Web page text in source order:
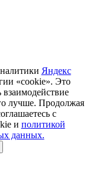
Яндекс
«cookie». Это
взаимодействие
лучше. Продолжая
с
и политикой
данных.